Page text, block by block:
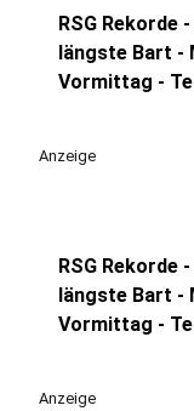
RSG Rekorde
längste Bart -
Vormittag -
Anzeige
RSG Rekorde
längste Bart -
Vormittag -
Anzeige